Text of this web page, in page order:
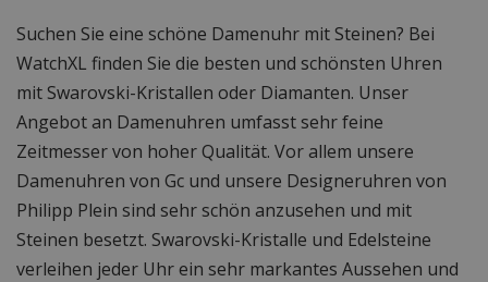
Suchen Sie eine schöne Damenuhr mit Steinen? Bei
WatchXL finden Sie die besten und schönsten Uhren
mit Swarovski-Kristallen oder Diamanten. Unser
Angebot an Damenuhren umfasst sehr feine
Zeitmesser von hoher Qualität. Vor allem unsere
Damenuhren von Gc und unsere Designeruhren von
Philipp Plein sind sehr schön anzusehen und mit
Steinen besetzt. Swarovski-Kristalle und Edelsteine
verleihen jeder Uhr ein sehr markantes Aussehen und